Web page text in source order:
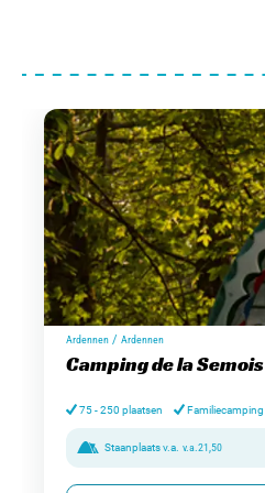
Ardennen / Ardennen
Camping de la Semois
75 - 250 plaatsen Familiecamping
Staanplaats v.a. v.a.21,50